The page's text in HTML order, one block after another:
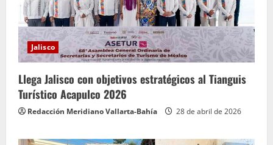
Jalisco
Llega Jalisco con objetivos estratégicos al Tianguis
Turístico Acapulco 2026
Redacción Meridiano Vallarta-Bahía 28 de abril de 2026